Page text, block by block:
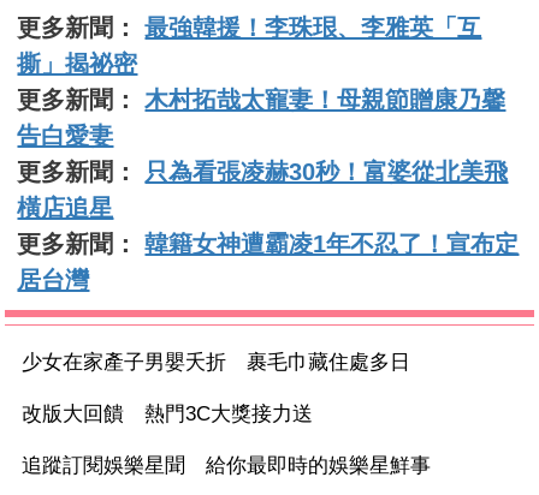
更多新聞：最強韓援！李珠珢、李雅英「互
撕」揭祕密
更多新聞：木村拓哉太寵妻！母親節贈康乃馨
告白愛妻
更多新聞： 只為看張凌赫30秒！富婆從北美飛
橫店追星
更多新聞：韓籍女神遭霸凌1年不忍了！宣布定
居台灣
少女在家產子男嬰夭折 裹毛巾藏住處多日
改版大回饋 熱門3C大獎接力送
追蹤訂閱娛樂星聞 給你最即時的娛樂星鮮事